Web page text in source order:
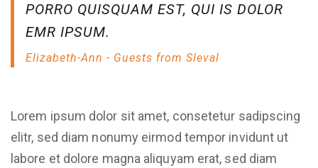
PORRO QUISQUAM EST, QUI IS DOLOR
EMR IPSUM.
Elizabeth-Ann - Guests from Sleval
Lorem ipsum dolor sit amet, consetetur sadipscing
elitr, sed diam nonumy eirmod tempor invidunt ut
labore et dolore magna aliquyam erat, sed diam